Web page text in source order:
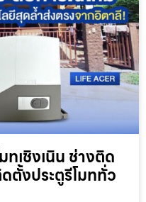
ทเชิงเนิน ช่างติด
ตั้งประตูรีโมททั่ว